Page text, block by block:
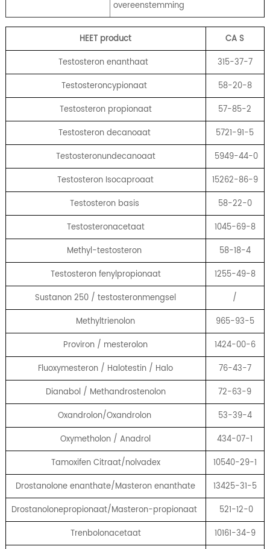
overeenstemming
HEET product CAS
Testosteron enanthaat
315-37-7
Testosteroncypionaat
58-20-8
Testosteron propionaat
57-85-2
Testosteron decanoaat
5721-91-5
Testosteronundecanoaat
5949-44-0
Testosteron Isocaproaat
15262-86-9
Testosteron basis
58-22-0
Testosteronacetaat
1045-69-8
Methyl-testosteron
58-18-4
Testosteron fenylpropionaat
1255-49-8
Sustanon 250 / testosteronmengsel
/
Methyltrienolon
965-93-5
Proviron / mesterolon
1424-00-6
Fluoxymesteron / Halotestin / Halo
76-43-7
Dianabol / Methandrostenolon
72-63-9
Oxandrolon/Oxandrolon
53-39-4
Oxymetholon / Anadrol
434-07-1
Tamoxifen Citraat/nolvadex
10540-29-1
Drostanolone enanthate/Masteron enanthate
13425-31-5
Drostanolonepropionaat/Masteron-propionaat
521-12-0
Trenbolonacetaat
10161-34-9